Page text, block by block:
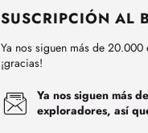
SUSCRIPCIÓN AL
Ya nos siguen más de
¡gracias!
Ya nos siguen más
exploradores, así